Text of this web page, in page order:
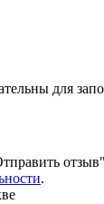
для
.